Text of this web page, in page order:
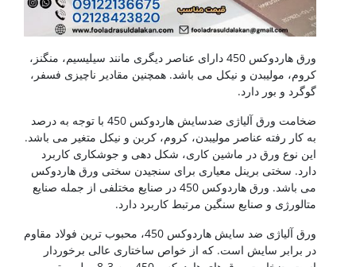
ورق هاردوکس 450 دارای عناصر دیگری مانند سیلیسیم، منگنز،
کروم، مولیبدن و نیکل می باشد. همچنین مقادیر ناچیزی فسفر،
گوگرد و بور دارد.
ضخامت ورق آلیاژی ضدسایش هاردوکس 450 با توجه به درصد
به کار رفته عناصر مولیبدن، کروم، کربن و نیکل متغیر می باشد.
این نوع ورق در ماشین کاری، شکل دهی و جوشکاری کاربرد
دارد. سختی برینل معیاری برای سنجیدن سختی ورق هاردوکس
می باشد. ورق هاردوکس 450 در صنایع مختلفی از جمله صنایع
متالورژی و صنایع سنگین مرتبط کاربرد دارد.
ورق آلیاژی ضد سایش هاردوکس 450، محبوب ترین فولاد مقاوم
در برابر سایش است. که از خواص ساختاری عالی برخوردار